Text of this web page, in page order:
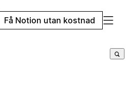
Få Notion utan kostnad